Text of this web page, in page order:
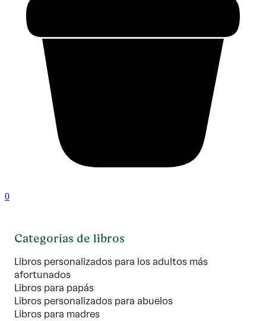
0
Categorías de libros
Libros personalizados para los adultos más
afortunados
Libros para papás
Libros personalizados para abuelos
Libros para madres